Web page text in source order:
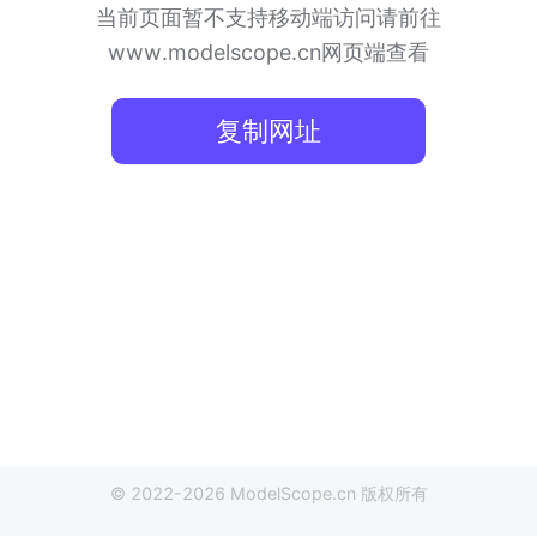
当前页面暂不支持移动端访问请前往
www.modelscope.cn网页端查看
复制网址
© 2022-2026 ModelScope.cn 版权所有